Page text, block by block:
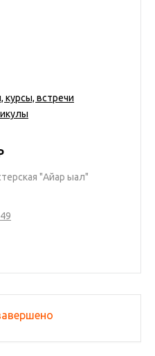
курсы, встречи
"Айар ыал"